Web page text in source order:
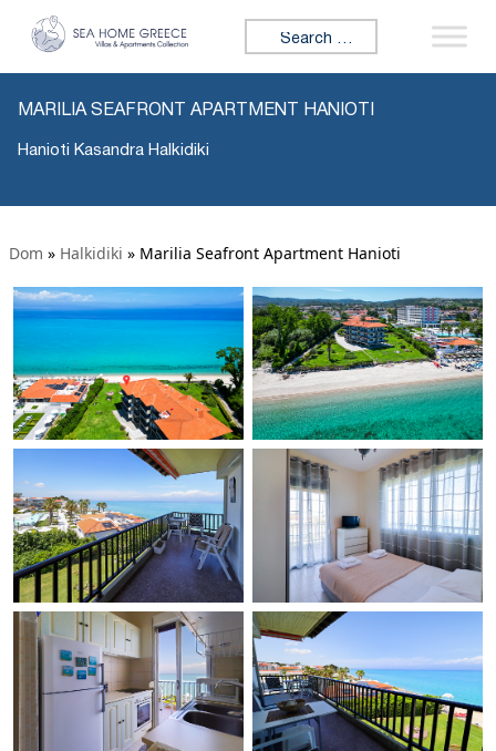
Search for:
MARILIA SEAFRONT APARTMENT HANIOTI
Hanioti Kasandra Halkidiki
Dom » Halkidiki » Marilia Seafront Apartment Hanioti